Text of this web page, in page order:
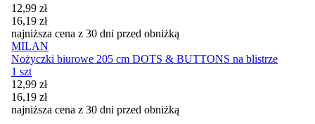
Cena promocyjna
12,99 zł
16,19 zł
najniższa cena z 30 dni przed obniżką
MILAN
Nożyczki biurowe 205 cm DOTS & BUTTONS na blistrze
1 szt
Cena promocyjna
12,99 zł
16,19 zł
najniższa cena z 30 dni przed obniżką